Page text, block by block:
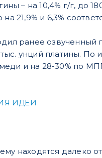
– на 10,4% г/г,
21,9% и 6,3%
ранее озвученный
унций платины. По
и на 28-30% по
ИДЕИ
находятся далеко